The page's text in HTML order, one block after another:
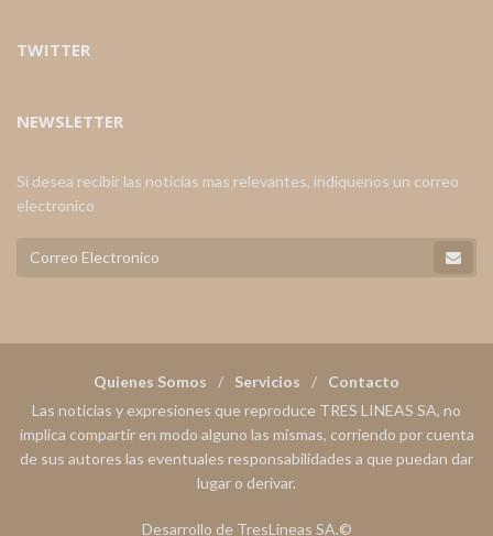
TWITTER
NEWSLETTER
Si desea recibir las noticias mas relevantes, indiquenos un correo
electronico
Quienes Somos Servicios
Contacto
Las noticias y expresiones que reproduce TRES LINEAS SA, no
implica compartir en modo alguno las mismas, corriendo por cuenta
de sus autores las eventuales responsabilidades a que puedan dar
lugar o derivar.
Desarrollo de TresLineas SA.©